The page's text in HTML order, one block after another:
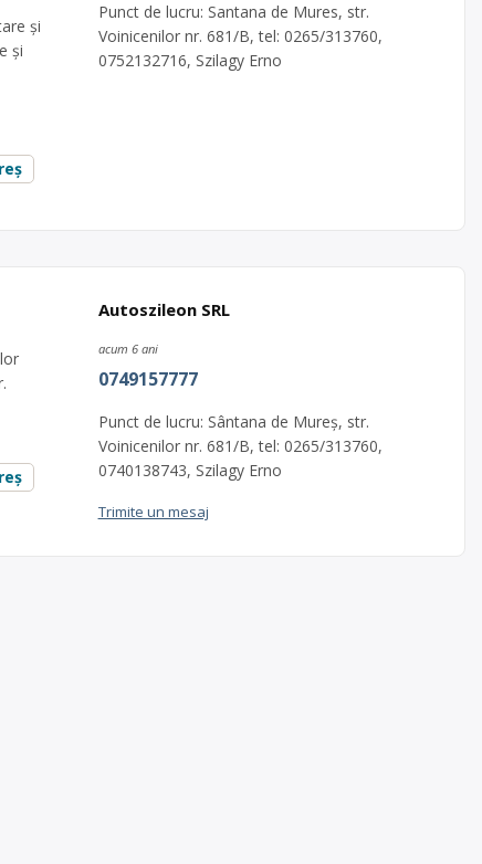
şi
și
Punct de lucru: Santana de Mures, str.
Voinicenilor nr. 681/B, tel: 0265/313760,
0752132716, Szilagy Erno
Autoszileon SRL
acum 6 ani
0749157777
Punct de lucru: Sântana de Mureș, str.
Voinicenilor nr. 681/B, tel: 0265/313760,
0740138743, Szilagy Erno
Trimite un mesaj